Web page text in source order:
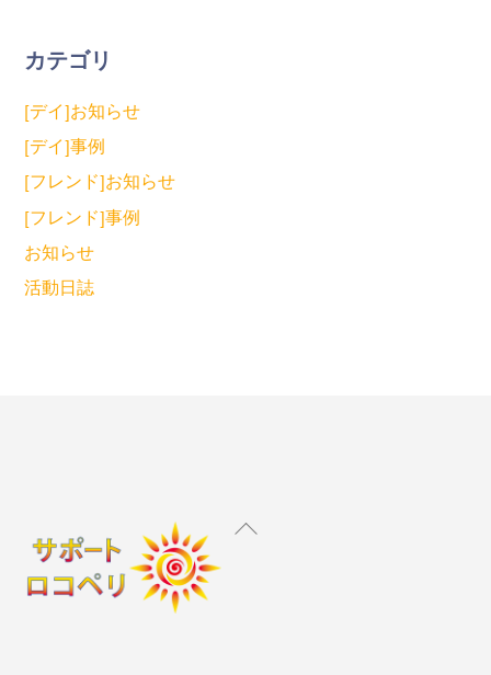
カテゴリ
[デイ]お知らせ
[デイ]事例
[フレンド]お知らせ
[フレンド]事例
お知らせ
活動日誌
Back